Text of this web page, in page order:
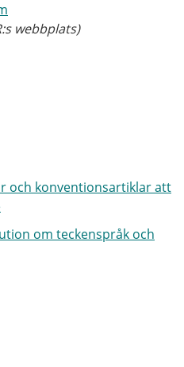
webbplats)
och konventionsartiklar att
om teckenspråk och